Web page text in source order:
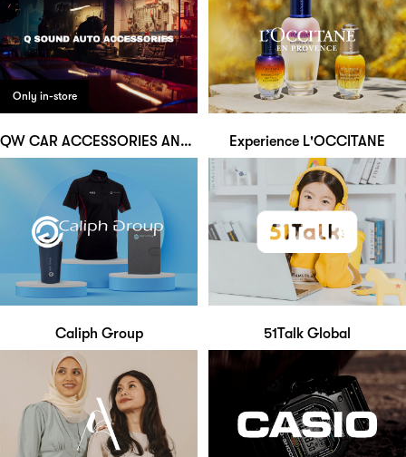
Only in-store
QW CAR ACCESSORIES AND AIRCOND Experience L'OCCITANE
Caliph Group 51Talk Global